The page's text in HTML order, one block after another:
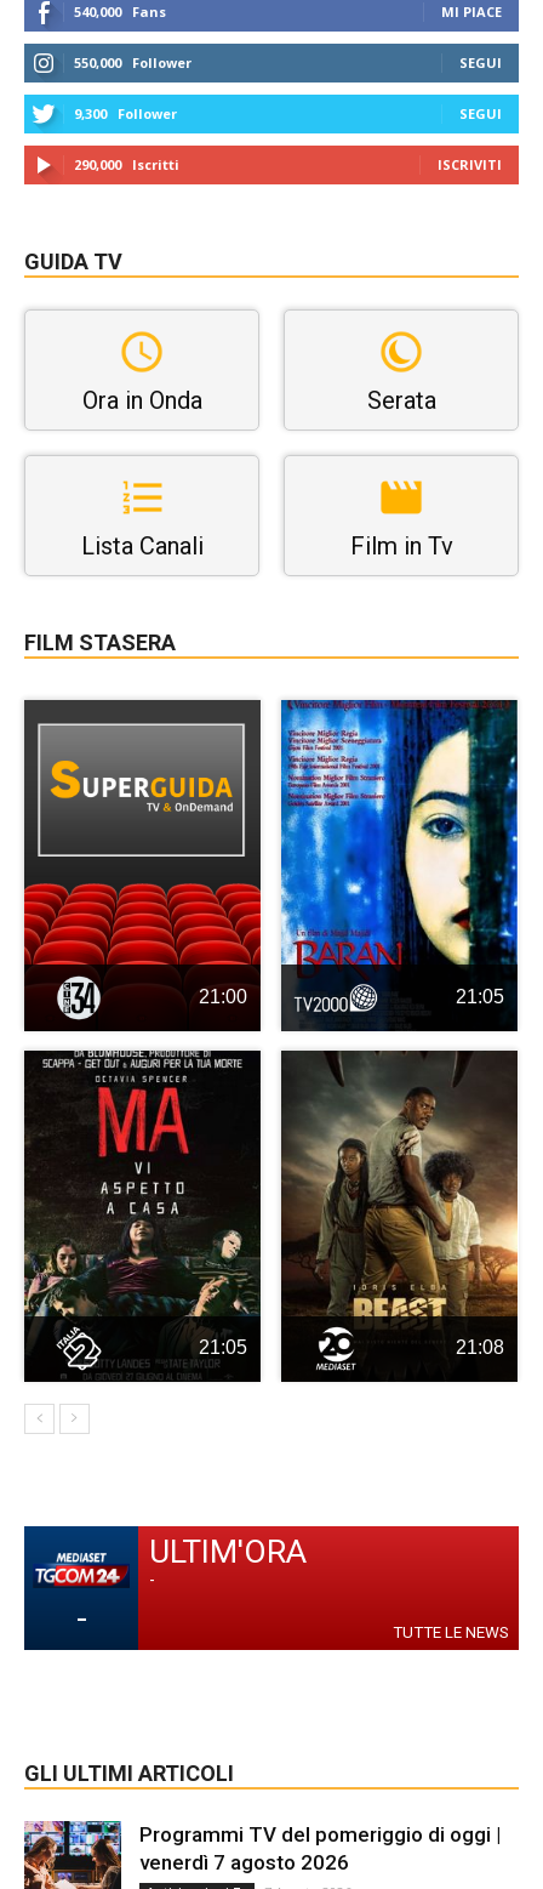
540,000 Fans MI PIACE
550,000 Follower SEGUI
9,300 Follower SEGUI
290,000 Iscritti ISCRIVITI
GUIDA TV
Ora in Onda Serata
Lista Canali Film in Tv
FILM STASERA
21:00 21:05
21:05 21:08
-
ULTIM'ORA
-
TUTTE LE NEWS
GLI ULTIMI ARTICOLI
Programmi TV del pomeriggio di oggi |
venerdì 7 agosto 2026